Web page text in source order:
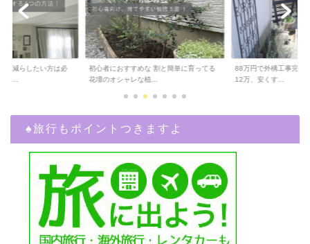
も減らしたい方は必
ら...
初心者におすすめな 割と簡単に育ってる
花壇のオシャレな植...
88万円で外構工事完了
12万、安くす...
♠︎旅行もポイントつきますよ